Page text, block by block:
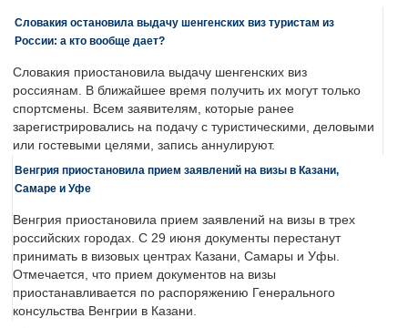
Словакия остановила выдачу шенгенских виз туристам из
России: а кто вообще дает?
Словакия приостановила выдачу шенгенских виз
россиянам. В ближайшее время получить их могут только
спортсмены. Всем заявителям, которые ранее
зарегистрировались на подачу с туристическими, деловыми
или гостевыми целями, запись аннулируют.
Венгрия приостановила прием заявлений на визы в Казани,
Самаре и Уфе
Венгрия приостановила прием заявлений на визы в трех
российских городах. С 29 июня документы перестанут
принимать в визовых центрах Казани, Самары и Уфы.
Отмечается, что прием документов на визы
приостанавливается по распоряжению Генерального
консульства Венгрии в Казани.